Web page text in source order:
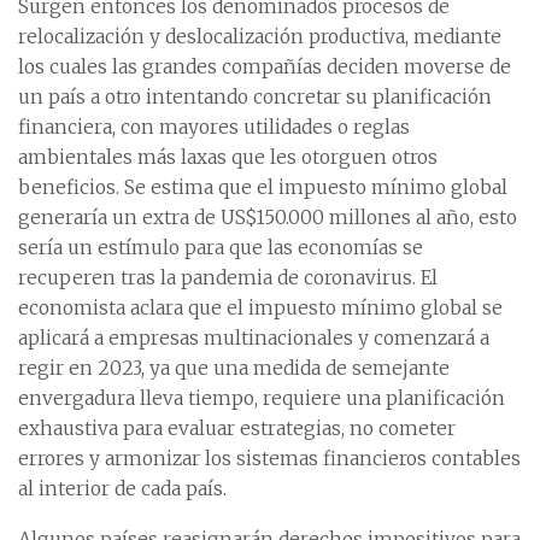
Surgen entonces los denominados procesos de
relocalización y deslocalización productiva, mediante
los cuales las grandes compañías deciden moverse de
un país a otro intentando concretar su planificación
financiera, con mayores utilidades o reglas
ambientales más laxas que les otorguen otros
beneficios. Se estima que el impuesto mínimo global
generaría un extra de US$150.000 millones al año, esto
sería un estímulo para que las economías se
recuperen tras la pandemia de coronavirus. El
economista aclara que el impuesto mínimo global se
aplicará a empresas multinacionales y comenzará a
regir en 2023, ya que una medida de semejante
envergadura lleva tiempo, requiere una planificación
exhaustiva para evaluar estrategias, no cometer
errores y armonizar los sistemas financieros contables
al interior de cada país.